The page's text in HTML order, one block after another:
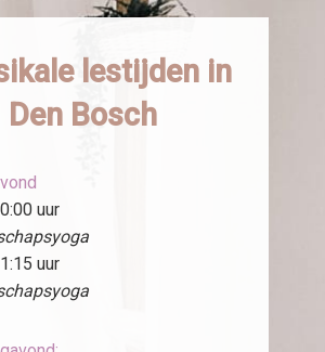
lestijden in
Den Bosch
uur
uur